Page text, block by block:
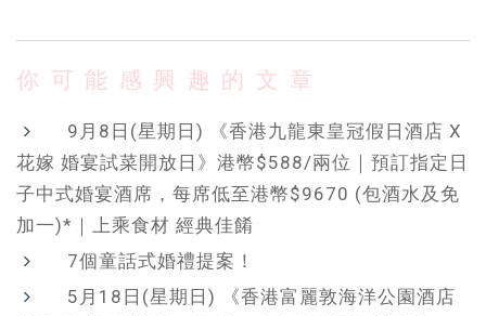
你可能感興趣的文章
9月8日(星期日) 《香港九龍東皇冠假日酒店 X
花嫁 婚宴試菜開放日》港幣$588/兩位｜預訂指定日
子中式婚宴酒席，每席低至港幣$9670 (包酒水及免
加一)*｜上乘食材 經典佳餚
7個童話式婚禮提案！
5月18日(星期日) 《香港富麗敦海洋公園酒店